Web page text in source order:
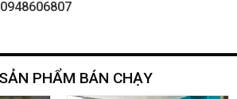
PHẨM BÁN CHẠY